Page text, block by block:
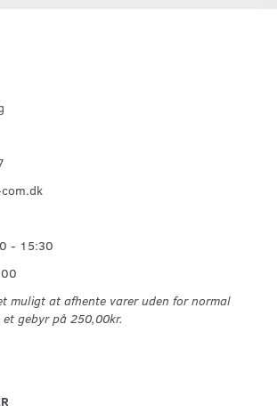
- 15:30
muligt at afhente varer uden for normal
gebyr på 250,00kr.